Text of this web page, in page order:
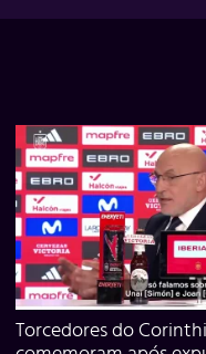
Torcedores do